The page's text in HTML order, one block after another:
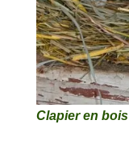
Clapier en bois